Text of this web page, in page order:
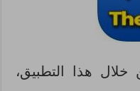
هذا التطبيق،